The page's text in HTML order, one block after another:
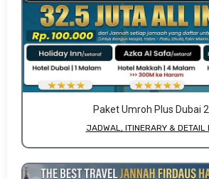
Paket Umroh Plus Dubai
JADWAL, ITINERARY & DETAIL